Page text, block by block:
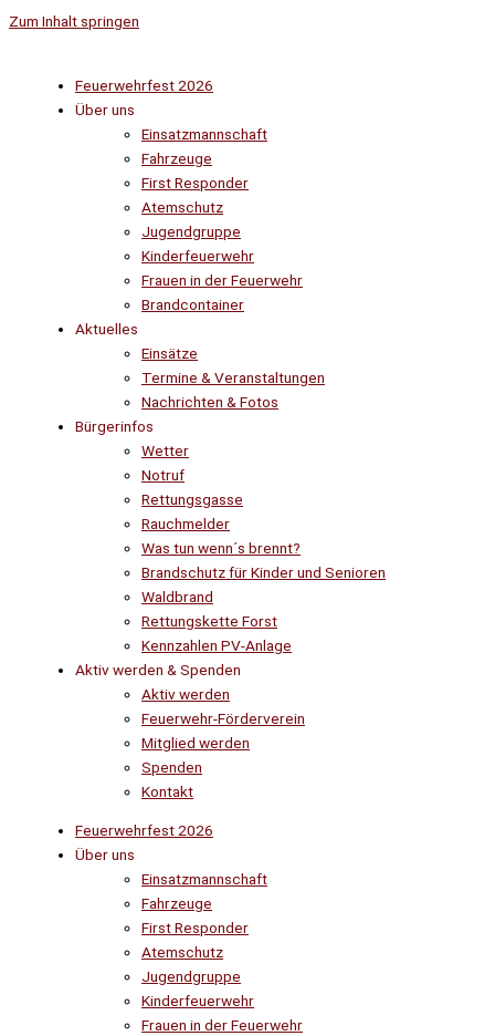
Zum Inhalt springen
Feuerwehrfest 2026
Über uns
Einsatzmannschaft
Fahrzeuge
First Responder
Atemschutz
Jugendgruppe
Kinderfeuerwehr
Frauen in der Feuerwehr
Brandcontainer
Aktuelles
Einsätze
Termine & Veranstaltungen
Nachrichten & Fotos
Bürgerinfos
Wetter
Notruf
Rettungsgasse
Rauchmelder
Was tun wenn´s brennt?
Brandschutz für Kinder und Senioren
Waldbrand
Rettungskette Forst
Kennzahlen PV-Anlage
Aktiv werden & Spenden
Aktiv werden
Feuerwehr-Förderverein
Mitglied werden
Spenden
Kontakt
Feuerwehrfest 2026
Über uns
Einsatzmannschaft
Fahrzeuge
First Responder
Atemschutz
Jugendgruppe
Kinderfeuerwehr
Frauen in der Feuerwehr